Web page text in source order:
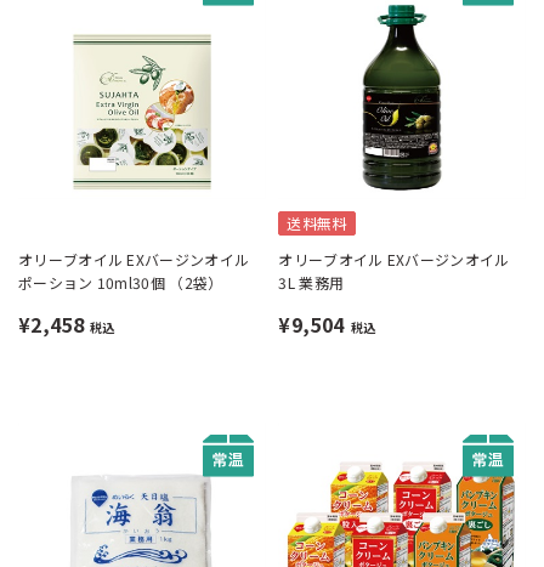
オリーブオイル EXバージンオイル
ポーション 10ml30個 （2袋）
¥2,458 税込
送料無料
オリーブオイル EXバージンオイル
3L 業務用
¥9,504 税込